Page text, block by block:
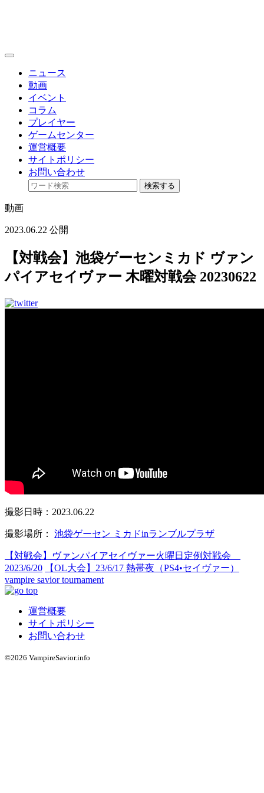
toggle
ニュース
動画
イベント
コラム
プレイヤー
ゲームセンター
運営概要
サイトポリシー
お問い合わせ
検索する
動画
2023.06.22 公開
【対戦会】池袋ゲーセンミカド ヴァン
パイアセイヴァー 木曜対戦会 20230622
撮影日時：2023.06.22
撮影場所： 池袋ゲーセン ミカドinランブルプラザ
【対戦会】ヴァンパイアセイヴァー火曜日定例対戦会
2023/6/20
【OL大会】23/6/17 熱帯夜（PS4•セイヴァー）
vampire savior tournament
運営概要
サイトポリシー
お問い合わせ
©2026 VampireSavior.info